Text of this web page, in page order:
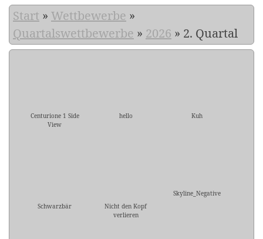
Start » Wettbewerbe »
Quartalswettbewerbe » 2026 » 2. Quartal
Centurione 1 Side
View
hello Kuh
Schwarzbär
Nicht den Kopf
verlieren
Skyline_Negative